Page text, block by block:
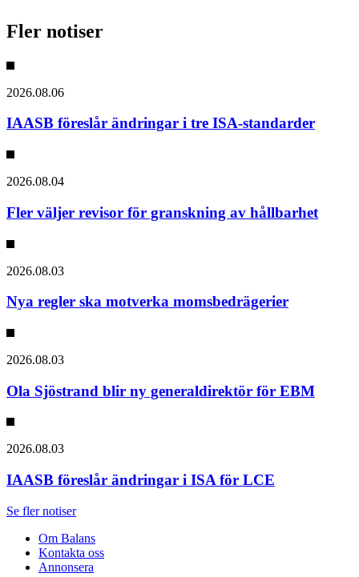
Fler notiser
2026.08.06
IAASB föreslår ändringar i tre ISA-standarder
2026.08.04
Fler väljer revisor för granskning av hållbarhet
2026.08.03
Nya regler ska motverka momsbedrägerier
2026.08.03
Ola Sjöstrand blir ny generaldirektör för EBM
2026.08.03
IAASB föreslår ändringar i ISA för LCE
Se fler notiser
Om Balans
Kontakta oss
Annonsera